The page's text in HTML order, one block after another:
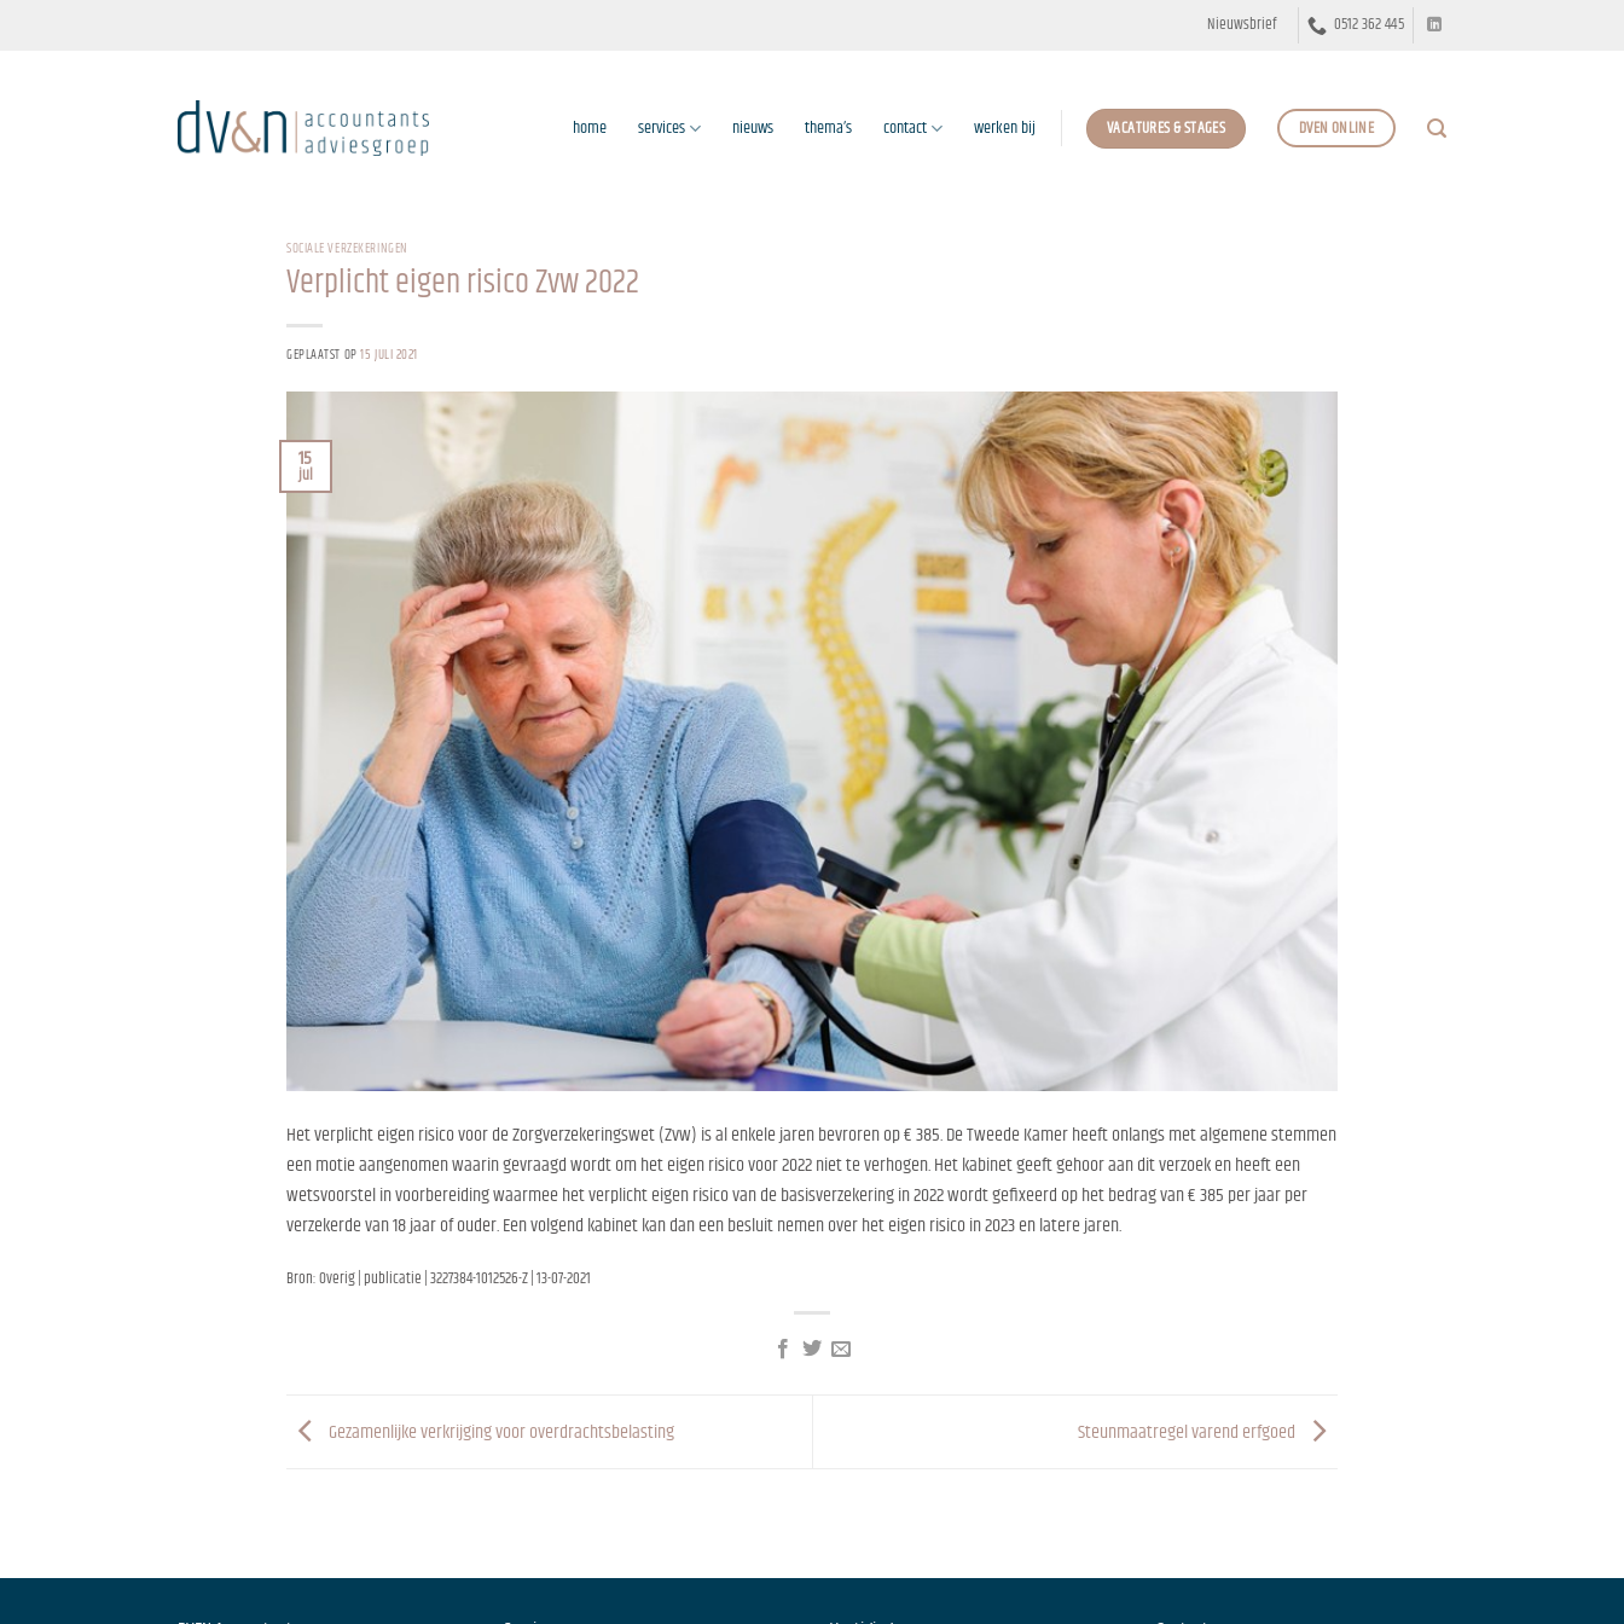
Nieuwsbrief 0512 362 445
home services nieuws thema’s contact werken bij VACATURES & STAGES DVEN ONLINE
SOCIALE VERZEKERINGEN
Verplicht eigen risico Zvw 2022
GEPLAATST OP15 JULI 2021
15
jul
Het verplicht eigen risico voor de Zorgverzekeringswet (Zvw) is al enkele jaren bevroren op € 385. De Tweede Kamer heeft onlangs met algemene stemmen
een motie aangenomen waarin gevraagd wordt om het eigen risico voor 2022 niet te verhogen. Het kabinet geeft gehoor aan dit verzoek en heeft een
wetsvoorstel in voorbereiding waarmee het verplicht eigen risico van de basisverzekering in 2022 wordt gefixeerd op het bedrag van € 385 per jaar per
verzekerde van 18 jaar of ouder. Een volgend kabinet kan dan een besluit nemen over het eigen risico in 2023 en latere jaren.
Bron: Overig | publicatie | 3227384-1012526-Z | 13-07-2021
Gezamenlijke verkrijging voor overdrachtsbelasting Steunmaatregel varend erfgoed